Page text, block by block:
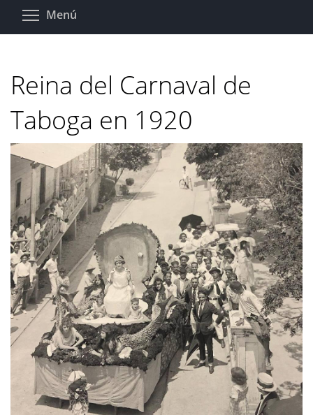
Pasar
Menú
Reina del Carnaval de
Taboga en 1920